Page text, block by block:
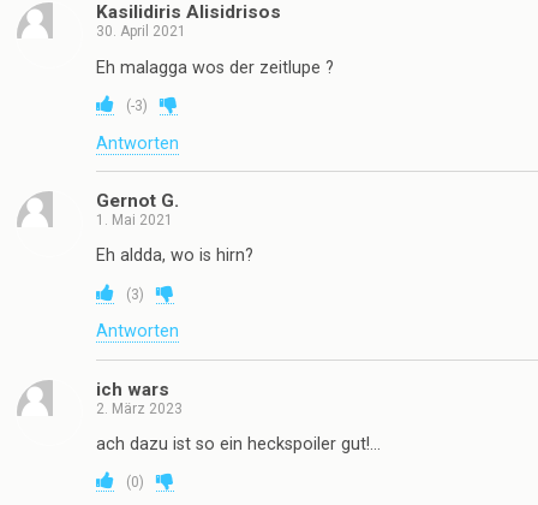
Kasilidiris Alisidrisos
30. April 2021
Eh malagga wos der zeitlupe ?
(-3)
Antworten
Gernot G.
1. Mai 2021
Eh aldda, wo is hirn?
(3)
Antworten
ich wars
2. März 2023
ach dazu ist so ein heckspoiler gut!…
(0)